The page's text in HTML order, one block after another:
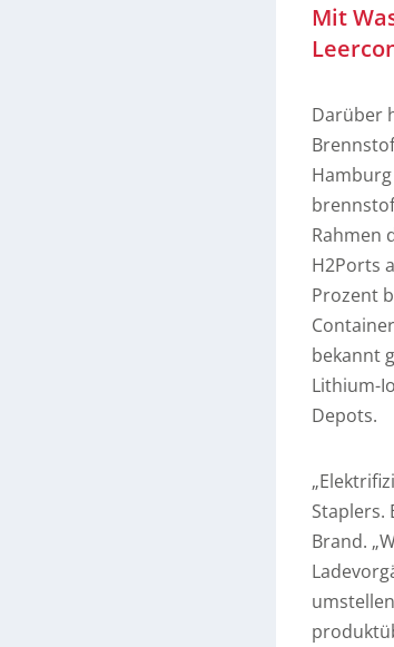
Mit
Darüber
Rahmen
H2Ports
Prozent
bekannt
Lithium-
Depots.
Staplers.
Brand.